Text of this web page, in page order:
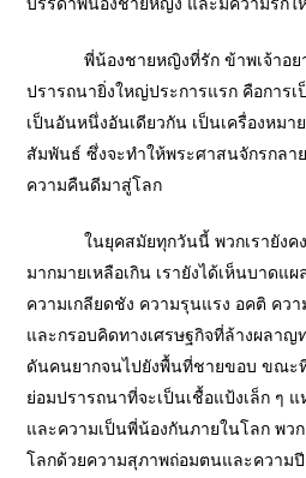
พี่น้องชายหญิงที่รัก ข้าพเจ้าอยา
ปรารถนายิ่งใหญ่ประการแรก คือการ
เป็นอันหนึ่งอันเดียวกัน เป็นเครื่องหม
สัมพันธ์ ซึ่งจะทำให้พระศาสนจักรกลา
ความคืนดีมาสู่โลก
ในยุคสมัยทุกวันนี้ พวกเรายังคง
มากมายเหลือเกิน เรายังได้เห็นบาดแ
ความเกลียดชัง ความรุนแรง อคติ คว
และกรอบคิดทางเศรษฐกิจที่ล้างผลา
ดันคนยากจนไปยังพื้นที่ชายขอบ ขณะที่
ย่อมปรารถนาที่จะเป็นเชื้อแป้งเล็ก ๆ
และความเป็นพี่น้องกันภายในโลก พว
โลกด้วยความสุภาพถ่อมตนและความ